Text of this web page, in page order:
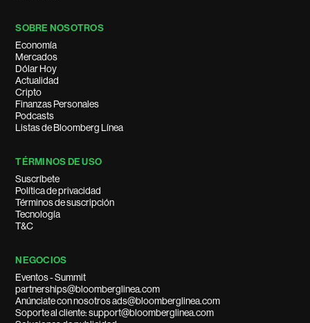
SOBRE NOSOTROS
Economía
Mercados
Dólar Hoy
Actualidad
Cripto
Finanzas Personales
Podcasts
Listas de Bloomberg Línea
TÉRMINOS DE USO
Suscríbete
Política de privacidad
Términos de suscripción
Tecnología
T&C
NEGOCIOS
Eventos - Summit
partnerships@bloomberglinea.com
Anúnciate con nosotros ads@bloomberglinea.com
Soporte al cliente: support@bloomberglinea.com